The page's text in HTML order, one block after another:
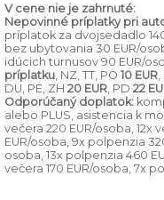
V cene nie je zahrnuté:
Nepovinné príplatky pri
príplatok za dvojsedadlo
bez ubytovania 30 EUR/
idúcich turnusov 90 EUR/
príplatku , NZ, TT, PO 10 EUR
DU, PE, ZH 20 EUR , PD 22
Odporúčaný doplatok:
alebo PLUS, asistencia k
večera 220 EUR/osoba, 12x
EUR/osoba, 9x polpenzia
osoba, 13x polpenzia 460
večera 170 EUR/osoba, 7x